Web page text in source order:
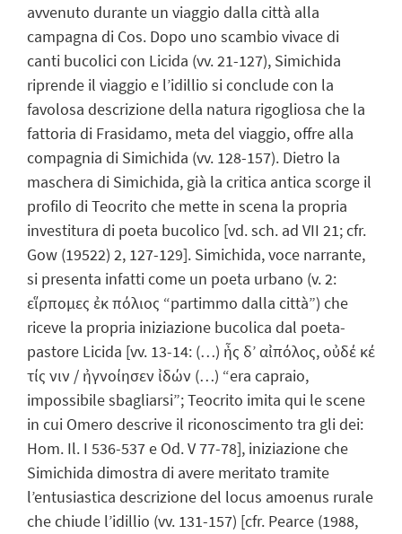
avvenuto durante un viaggio dalla città alla
campagna di Cos. Dopo uno scambio vivace di
canti bucolici con Licida (vv. 21-127), Simichida
riprende il viaggio e l’idillio si conclude con la
favolosa descrizione della natura rigogliosa che la
fattoria di Frasidamo, meta del viaggio, offre alla
compagnia di Simichida (vv. 128-157). Dietro la
maschera di Simichida, già la critica antica scorge il
profilo di Teocrito che mette in scena la propria
investitura di poeta bucolico [vd. sch. ad VII 21; cfr.
Gow (19522) 2, 127-129]. Simichida, voce narrante,
si presenta infatti come un poeta urbano (v. 2:
εἵρπομες ἐκ πόλιος “partimmo dalla città”) che
riceve la propria iniziazione bucolica dal poeta-
pastore Licida [vv. 13-14: (…) ἦς δ’ αἰπόλος, οὐδέ κέ
τίς νιν / ἠγνοίησεν ἰδών (…) “era capraio,
impossibile sbagliarsi”; Teocrito imita qui le scene
in cui Omero descrive il riconoscimento tra gli dei:
Hom. Il. I 536-537 e Od. V 77-78], iniziazione che
Simichida dimostra di avere meritato tramite
l’entusiastica descrizione del locus amoenus rurale
che chiude l’idillio (vv. 131-157) [cfr. Pearce (1988,